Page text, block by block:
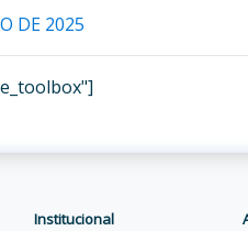
DE 2025
Institucional